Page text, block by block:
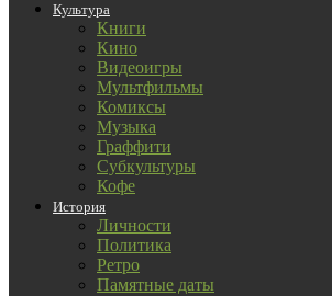
Культура
Книги
Кино
Видеоигры
Мультфильмы
Комиксы
Музыка
Граффити
Субкультуры
Кофе
История
Личности
Политика
Ретро
Памятные даты